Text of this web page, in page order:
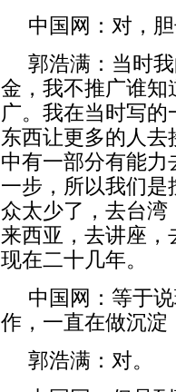
中国网：对，
郭浩满：当时
金，我不推广谁知
广。我在当时写
东西让更多的人
中有一部分有能
一步，所以我们
众太少了，去台湾
来西亚，去讲座
现在二十几年。
中国网：等于
作，一直在做沉淀
郭浩满：对。